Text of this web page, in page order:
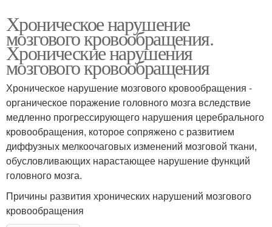
Хроническое нарушение
мозгового кровообращения.
Хронические нарушения
мозгового кровообращения
Хроническое нарушение мозгового кровообращения -
органическое поражение головного мозга вследствие
медленно прогрессирующего нарушения церебрального
кровообращения, которое сопряжено с развитием
диффузных мелкоочаговых изменений мозговой ткани,
обусловливающих нарастающее нарушение функций
головного мозга.
Причины развития хронических нарушений мозгового
кровообращения